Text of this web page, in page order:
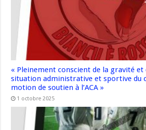
« Pleinement conscient de la gravité et
situation administrative et sportive du
motion de soutien à l’ACA »
1 octobre 2025